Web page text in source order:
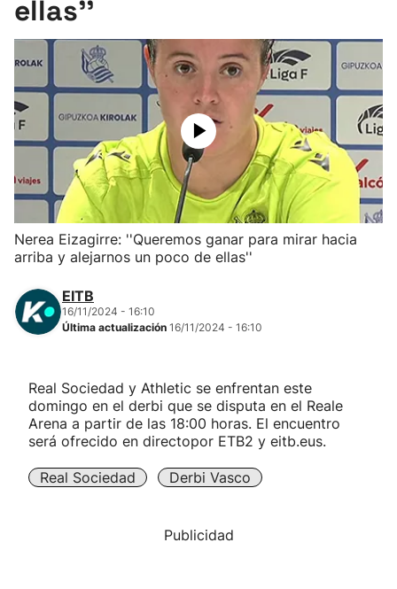
Ciclismo
Herri-kirolak
Balonmano
Kirolak 360
Atletismo
Carreras de montaña
Más deportes
"Helmuga"
ellas''
Nerea Eizagirre: ''Queremos ganar para mirar hacia
arriba y alejarnos un poco de ellas''
EITB
16/11/2024 - 16:10
Última actualización 16/11/2024 - 16:10
Real Sociedad y Athletic se enfrentan este
domingo en el derbi que se disputa en el Reale
Arena a partir de las 18:00 horas. El encuentro
será ofrecido en directopor ETB2 y eitb.eus.
Real Sociedad Derbi Vasco
Publicidad